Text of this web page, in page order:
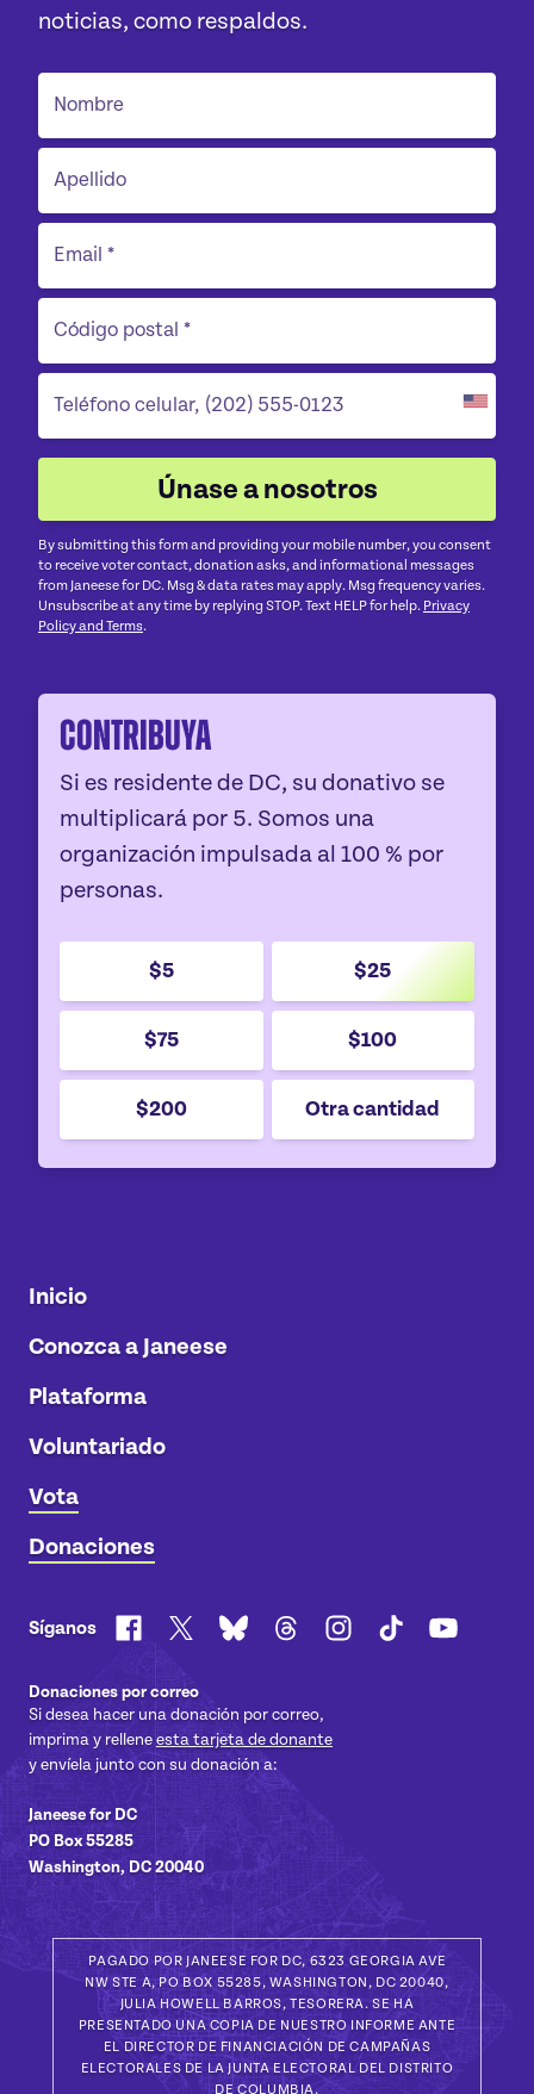
noticias, como respaldos.
By submitting this form and providing your mobile number, you consent
to receive voter contact, donation asks, and informational messages
from Janeese for DC. Msg & data rates may apply. Msg frequency varies.
Unsubscribe at any time by replying STOP. Text HELP for help. Privacy
Policy and Terms.
Contribuya
Si es residente de DC, su donativo se
multiplicará por 5. Somos una
organización impulsada al 100 % por
personas.
$5 $25
$75 $100
$200 Otra cantidad
Inicio
Conozca a Janeese
Plataforma
Voluntariado
Vota
Donaciones
Síganos Facebook
X BlueskyThreadsInstagram
TikTokYouTube
Donaciones por correo
Si desea hacer una donación por correo,
imprima y rellene esta tarjeta de donante
y envíela junto con su donación a:
Janeese for DC
PO Box 55285
Washington, DC 20040
PAGADO POR JANEESE FOR DC, 6323 GEORGIA AVE
NW STE A, PO BOX 55285, WASHINGTON, DC 20040,
JULIA HOWELL BARROS, TESORERA. SE HA
PRESENTADO UNA COPIA DE NUESTRO INFORME ANTE
EL DIRECTOR DE FINANCIACIÓN DE CAMPAÑAS
ELECTORALES DE LA JUNTA ELECTORAL DEL DISTRITO
DE COLUMBIA.